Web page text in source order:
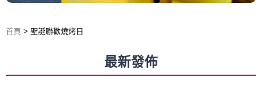
首頁 > 聖誕聯歡燒烤日
最新發佈